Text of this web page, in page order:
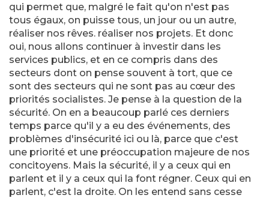
qui permet que, malgré le fait qu'on n'est pas
tous égaux, on puisse tous, un jour ou un autre,
réaliser nos rêves. réaliser nos projets. Et donc
oui, nous allons continuer à investir dans les
services publics, et en ce compris dans des
secteurs dont on pense souvent à tort, que ce
sont des secteurs qui ne sont pas au cœur des
priorités socialistes. Je pense à la question de la
sécurité. On en a beaucoup parlé ces derniers
temps parce qu'il y a eu des événements, des
problèmes d'insécurité ici ou là, parce que c'est
une priorité et une préoccupation majeure de nos
concitoyens. Mais la sécurité, il y a ceux qui en
parlent et il y a ceux qui la font régner. Ceux qui en
parlent, c'est la droite. On les entend sans cesse